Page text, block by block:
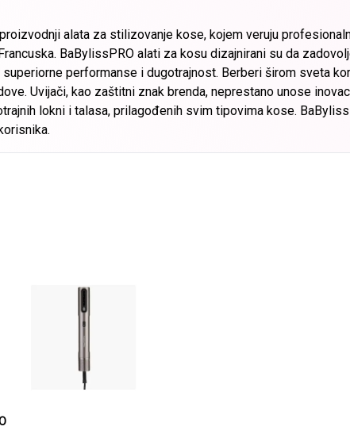
alata za stilizovanje kose, kojem veruju
BaBylissPRO alati za kosu dizajnirani su da
performanse i dugotrajnost. Berberi širom sveta
Uvijači, kao zaštitni znak brenda, neprestano unose
lokni i talasa, prilagođenih svim tipovima kose.